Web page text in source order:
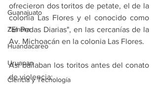
Guanajuato
Zamora
Huandacareo
Uruapan
Ciencia y Tecnología
ofrecieron dos toritos de petate, el de la
colonia Las Flores y el conocido como
"El Pedas Diarias", en las cercanías de la
Av. Michoacán en la colonia Las Flores.
Así bailaban los toritos antes del conato
de violencia: